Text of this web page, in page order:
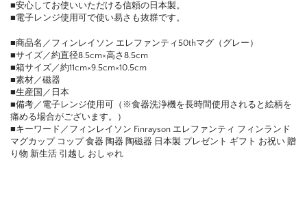
■安心してお使いいただける信頼の日本製。
■電子レンジ使用可で使い易さも抜群です。
■商品名／フィンレイソン エレファンティ50thマグ（グレー）
■サイズ／約直径8.5cm×高さ8.5cm
■箱サイズ／約11cm×9.5cm×10.5cm
■素材／磁器
■生産国／日本
■備考／電子レンジ使用可（※食器洗浄機を長時間使用されると絵柄を
痛める場合がございます。）
■キーワード／フィンレイソン Finrayson エレファンティ フィンランド
マグカップ コップ 食器 陶器 陶磁器 日本製 プレゼント ギフト お祝い 贈
り物 新生活 引越し おしゃれ